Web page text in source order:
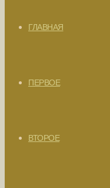
ГЛАВНАЯ
ПЕРВОЕ
ВТОРОЕ